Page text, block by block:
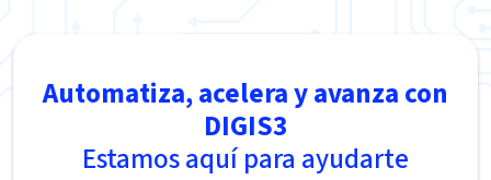
Automatiza, acelera y avanza con
DIGIS3
Estamos aquí para ayudarte